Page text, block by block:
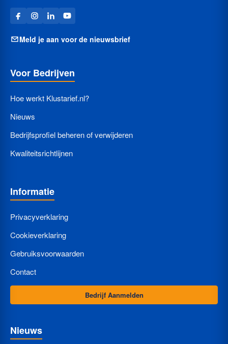
Meld je aan voor de nieuwsbrief
Voor Bedrijven
Hoe werkt Klustarief.nl?
Nieuws
Bedrijfsprofiel beheren of verwijderen
Kwaliteitsrichtlijnen
Informatie
Privacyverklaring
Cookieverklaring
Gebruiksvoorwaarden
Contact
Bedrijf Aanmelden
Nieuws